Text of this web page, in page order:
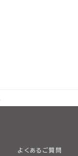
よくあるご質問